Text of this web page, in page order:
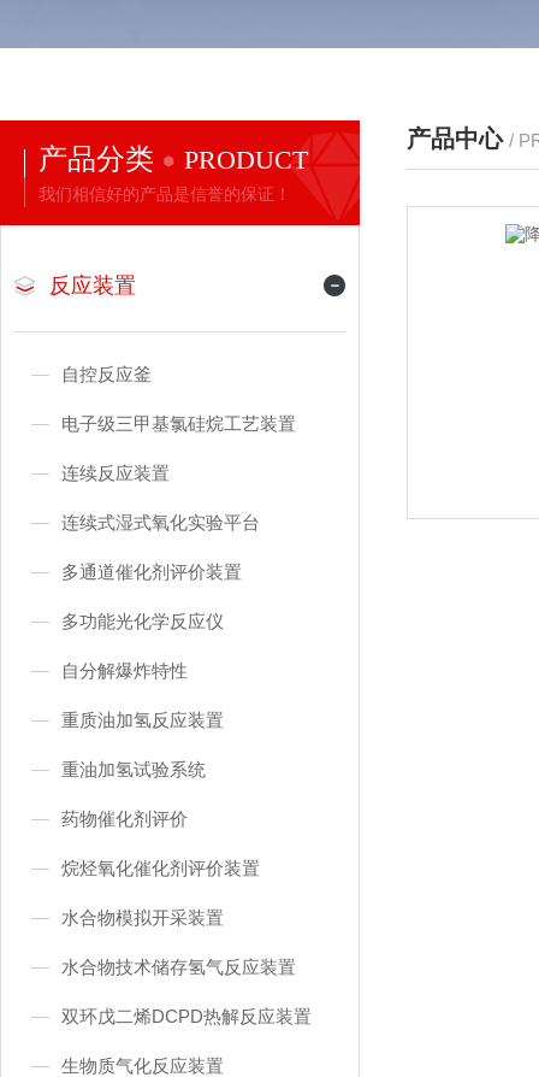
产品分类 PRODUCT
我们相信好的产品是信誉的保证！
反应装置
自控反应釜
电子级三甲基氯硅烷工艺装置
连续反应装置
连续式湿式氧化实验平台
多通道催化剂评价装置
多功能光化学反应仪
自分解爆炸特性
重质油加氢反应装置
重油加氢试验系统
药物催化剂评价
烷烃氧化催化剂评价装置
水合物模拟开采装置
水合物技术储存氢气反应装置
双环戊二烯DCPD热解反应装置
生物质气化反应装置
产品中心 /